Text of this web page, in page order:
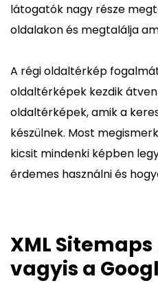
látogatók nagy része
oldalakon és megtalálja
A régi oldaltérkép
oldaltérképek kezdik
oldaltérképek, amik a
készülnek. Most
kicsit mindenki képben
érdemes használni és
XML
vagyis a